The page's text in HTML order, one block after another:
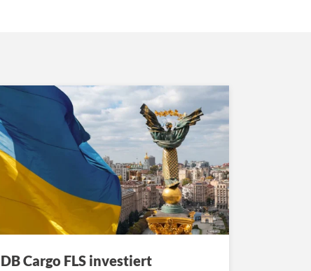
DB Cargo FLS investiert